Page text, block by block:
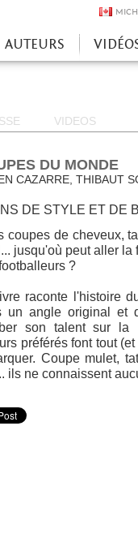
AUTEURS
VIDEOS
DU MONDE
CAZARRE, THIBAUT
DE STYLE ET DE
coupes de cheveux,
jusqu'où peut aller la
?
raconte l'histoire
un angle original et
son talent sur la
préférés font tout
Coupe mulet,
ils ne connaissent